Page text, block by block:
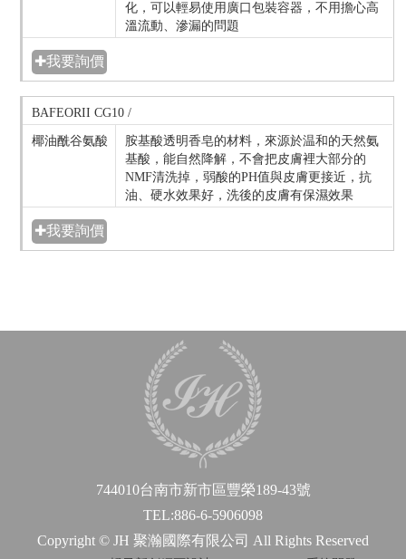
化，可以輕易使用廣口包裝容器，不用擔心高
溫流動、滲漏的問題
✚我要詢價
BAFEORII CG10 /
椰油酰谷氨酸
胺基酸透明香皂的材料，來源於温和的天然氨
基酸，能自然降解，不會把皮膚裡大部分的
NMF清洗掉，弱酸的PH值與皮膚更接近，抗
油、硬水效果好，洗後的皮膚有保濕效果
✚我要詢價
744010台南市新市區豐榮189-43號
TEL:886-6-5906098
Copyright © JH 聚瀚國際有限公司 All Rights Reserved